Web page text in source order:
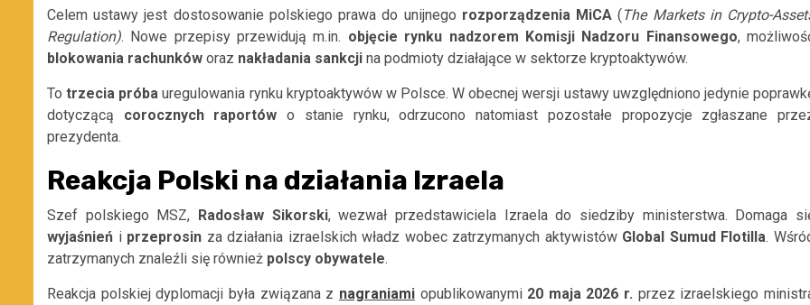
Celem ustawy jest dostosowanie polskiego prawa do unijnego rozporządzenia MiCA (The Markets in Crypto-
Regulation). Nowe przepisy przewidują m.in. objęcie rynku nadzorem Komisji Nadzoru Finansowego,
blokowania rachunków oraz nakładania sankcji na podmioty działające w sektorze kryptoaktywów.
Totrzecia próba uregulowania rynku kryptoaktywów w Polsce. W obecnej wersji ustawy uwzględniono jedynie
dotyczącą corocznych raportów o stanie rynku, odrzucono natomiast pozostałe propozycje zgłaszane
prezydenta.
Reakcja Polski na działania Izraela
Szef polskiego MSZ, Radosław Sikorski, wezwał przedstawiciela Izraela do siedziby ministerstwa. Domaga
wyjaśnień i przeprosin za działania izraelskich władz wobec zatrzymanych aktywistów Global Sumud Flotilla.
zatrzymanych znaleźli się również polscy obywatele.
Reakcja polskiej dyplomacji była związana z nagraniamiopublikowanymi 20 maja 2026 r. przez izraelskiego